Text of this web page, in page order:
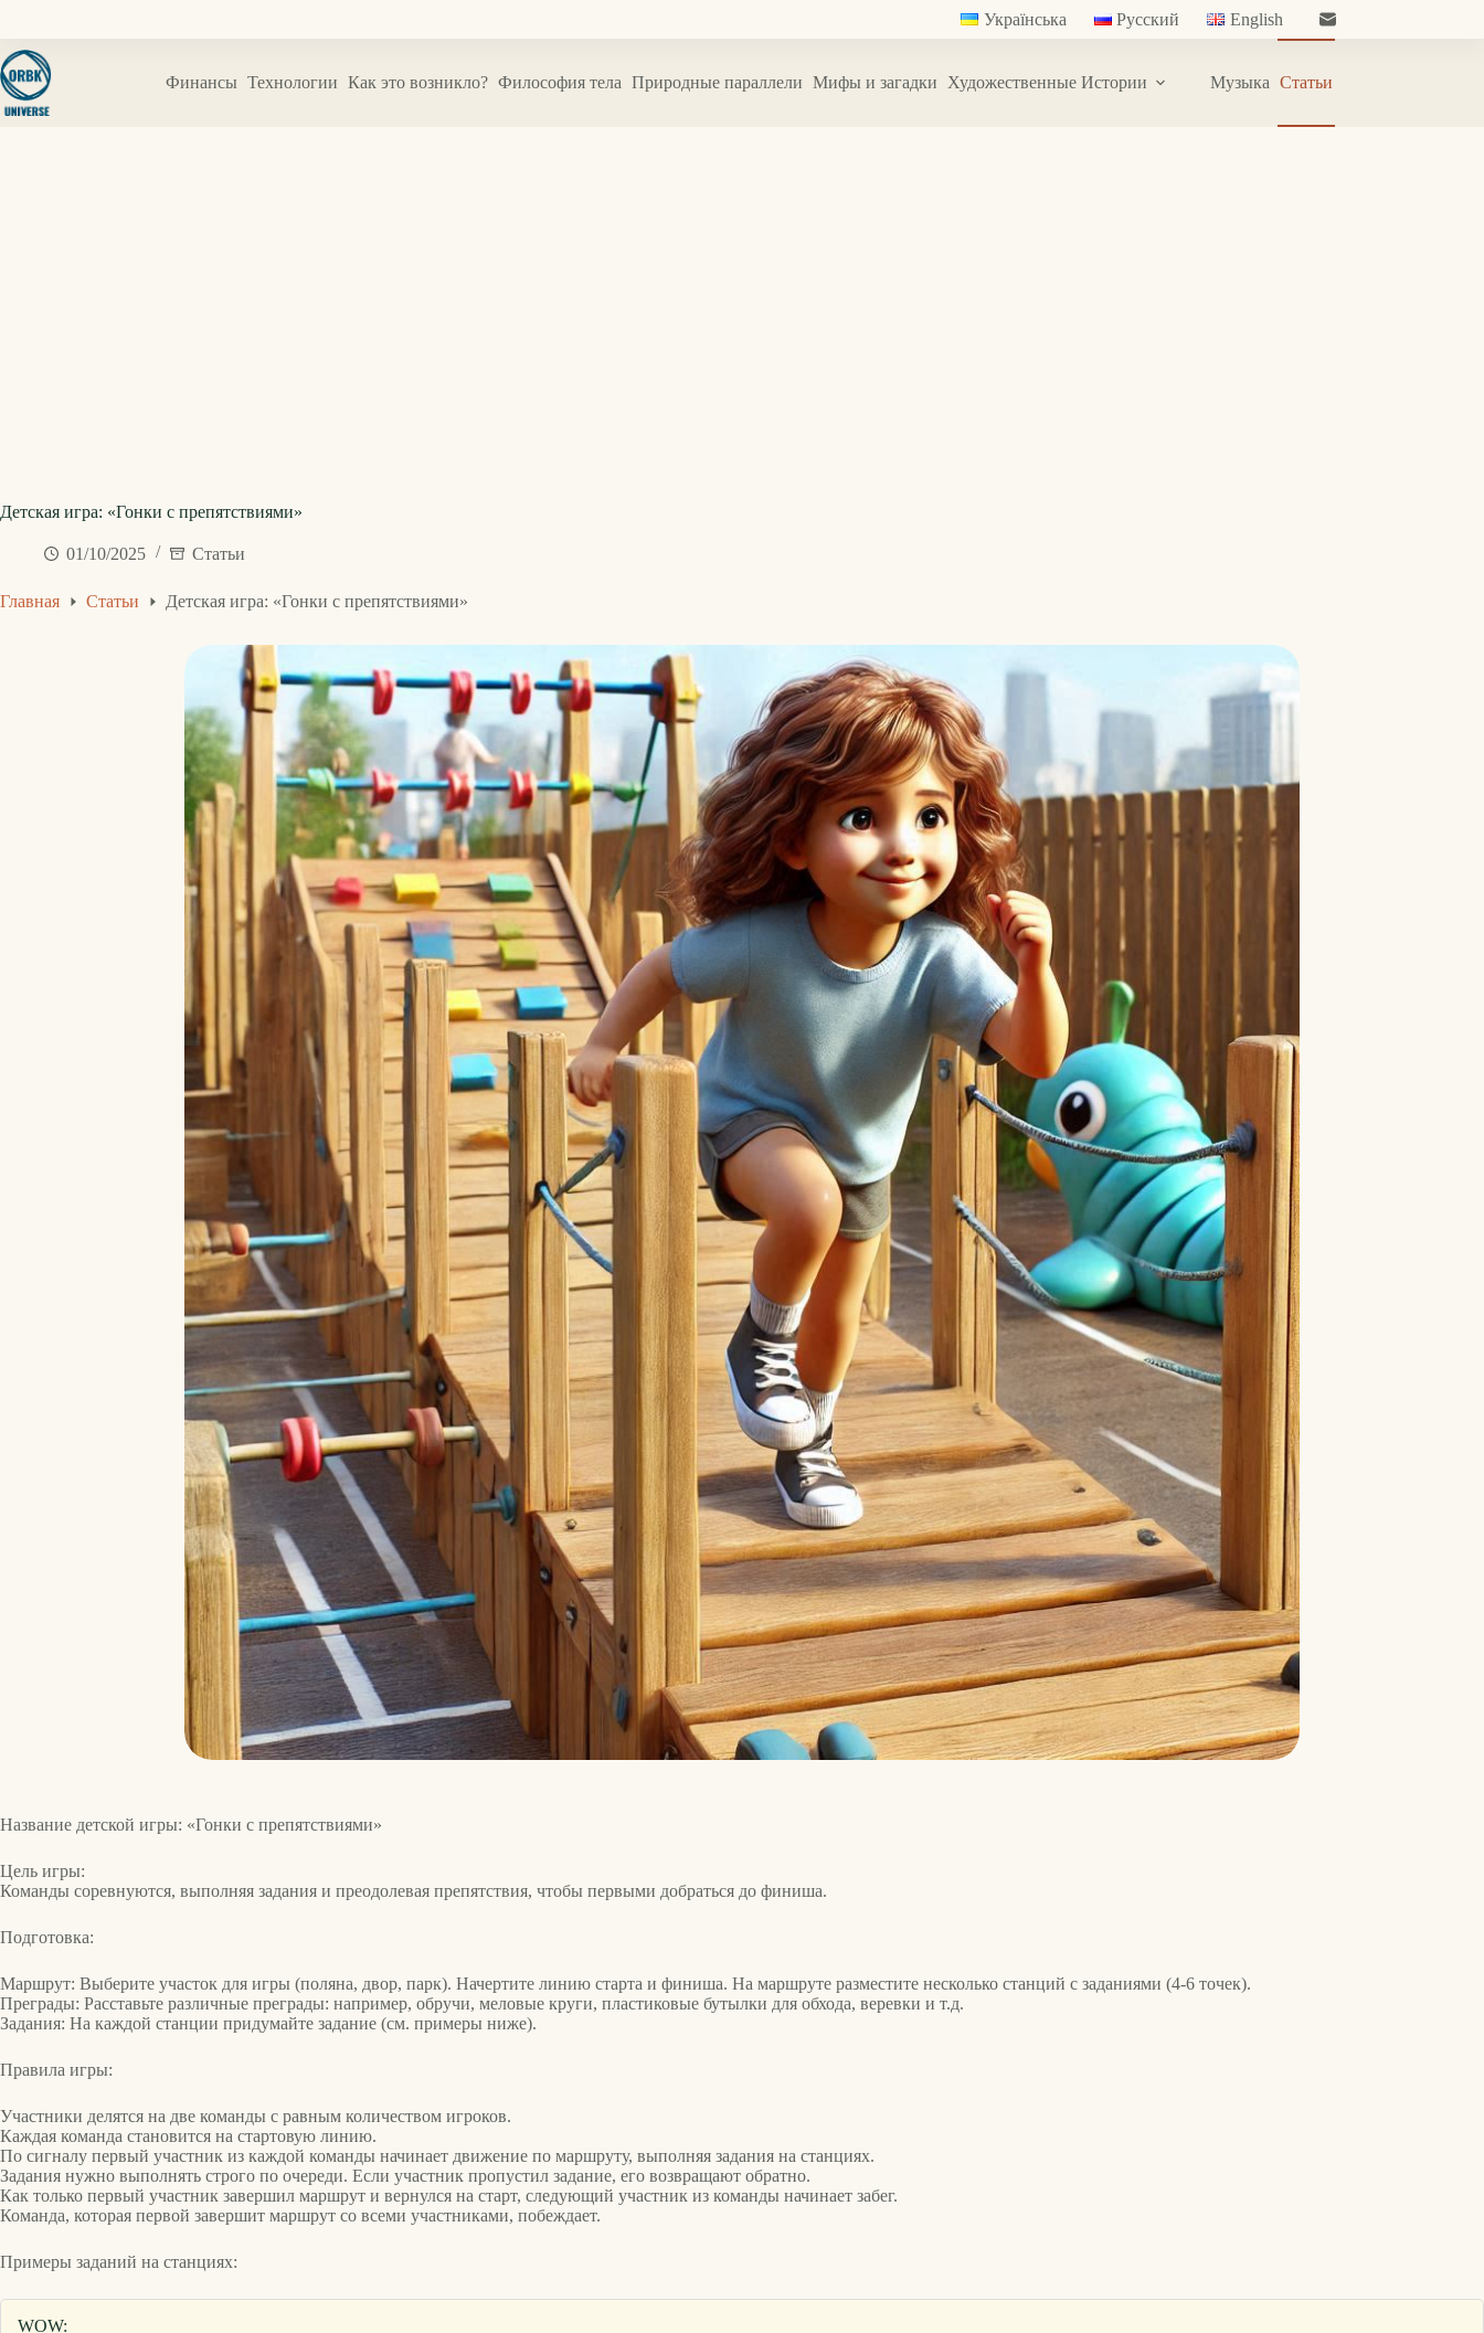
сути
Українська Русский English
Финансы Технологии Как это возникло? Философия тела Природные параллели Мифы и загадки Художественные Истории Музыка Статьи
Детская игра: «Гонки с препятствиями»
01/10/2025 Статьи
Главная Статьи Детская игра: «Гонки с препятствиями»
Название детской игры: «Гонки с препятствиями»
Цель игры:
Команды соревнуются, выполняя задания и преодолевая препятствия, чтобы первыми добраться до финиша.
Подготовка:
Маршрут: Выберите участок для игры (поляна, двор, парк). Начертите линию старта и финиша. На маршруте разместите несколько станций с заданиями (4-6 точек).
Преграды: Расставьте различные преграды: например, обручи, меловые круги, пластиковые бутылки для обхода, веревки и т.д.
Задания: На каждой станции придумайте задание (см. примеры ниже).
Правила игры:
Участники делятся на две команды с равным количеством игроков.
Каждая команда становится на стартовую линию.
По сигналу первый участник из каждой команды начинает движение по маршруту, выполняя задания на станциях.
Задания нужно выполнять строго по очереди. Если участник пропустил задание, его возвращают обратно.
Как только первый участник завершил маршрут и вернулся на старт, следующий участник из команды начинает забег.
Команда, которая первой завершит маршрут со всеми участниками, побеждает.
Примеры заданий на станциях:
WOW: